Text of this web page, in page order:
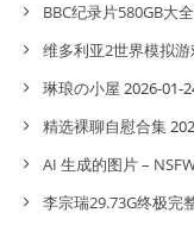
BBC纪录片580GB大
维多利亚2世界模拟游
琳琅の小屋 2026-01-
精选裸聊自慰合集
AI 生成的图片 –
李宗瑞29.73G终极完